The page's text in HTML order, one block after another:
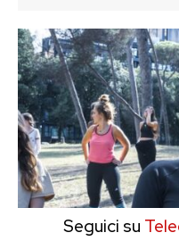
Seguici su